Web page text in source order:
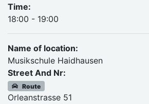
Time:
18:00 - 19:00
Name of location:
Musikschule Haidhausen
Street And Nr:
Route
Orleanstrasse 51